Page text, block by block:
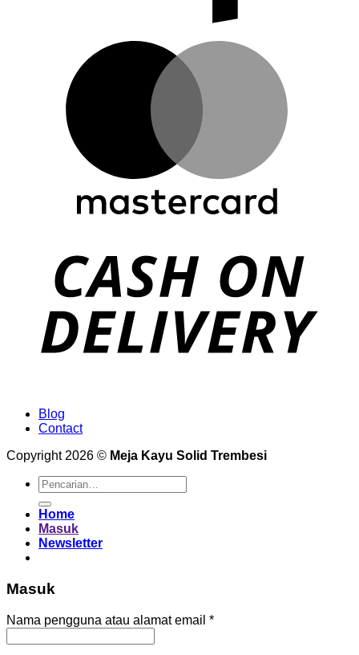
Blog
Contact
Copyright 2026 © Meja Kayu Solid Trembesi
Pencarian
untuk:
Home
Masuk
Newsletter
Masuk
Nama pengguna atau alamat email *Wajib